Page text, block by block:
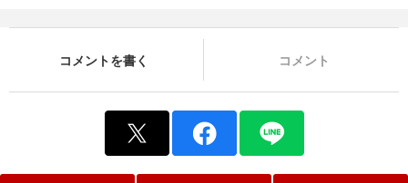
コメントを書く コメント